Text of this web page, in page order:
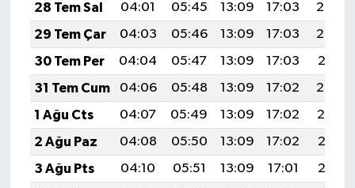
28 Tem Sal
04:01 05:45 13:09 17:03
20:23
29 Tem Çar
04:03 05:46 13:09 17:03
20:22
30 Tem Per
04:04 05:47 13:09 17:03
20:21
31 Tem Cum
04:06 05:48 13:09 17:02
20:20
1 Ağu Cts
04:07 05:49 13:09 17:02
20:19
2 Ağu Paz
04:08 05:50 13:09 17:02
20:18
3 Ağu Pts
04:10 05:51 13:09 17:01
20:17